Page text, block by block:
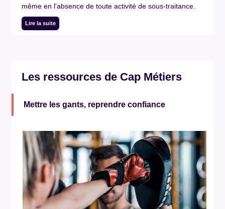
même en l'absence de toute activité de sous-traitance.
Lire la suite
Les ressources de Cap Métiers
Mettre les gants, reprendre confiance